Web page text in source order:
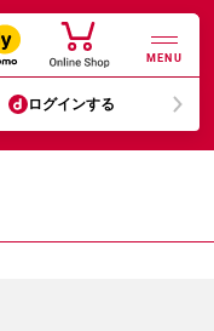
MENU
ログインする